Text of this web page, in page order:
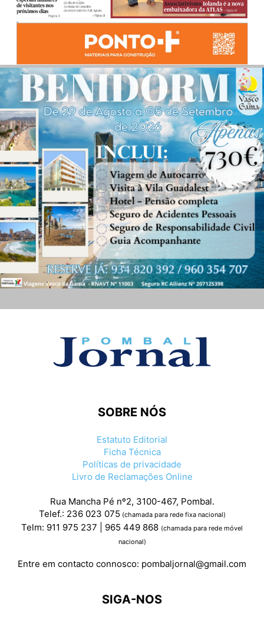
SOBRE NÓS
Estatuto Editorial
Ficha Técnica
Políticas de privacidade
Livro de Reclamações Online
Rua Mancha Pé nº2, 3100-467, Pombal.
Telef.: 236 023 075 (chamada para rede fixa nacional)
Telm: 911 975 237 | 965 449 868 (chamada para rede móvel
nacional)
Entre em contacto connosco: pombaljornal@gmail.com
SIGA-NOS